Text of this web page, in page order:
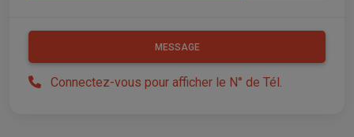
MESSAGE
Connectez-vous pour afficher le N° de Tél.